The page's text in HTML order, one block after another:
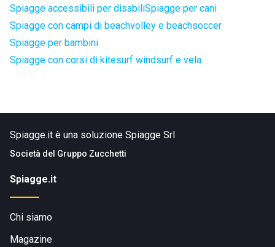
Spiagge accessibili per disabiliSpiagge per cani
Spiagge con campi di beachvolley e beachsoccer
Spiagge per bambini
Spiagge con corsi di kitesurf windsurf e vela
Spiagge.it è una soluzione Spiagge Srl
Società del Gruppo Zucchetti
Spiagge.it
Chi siamo
Magazine